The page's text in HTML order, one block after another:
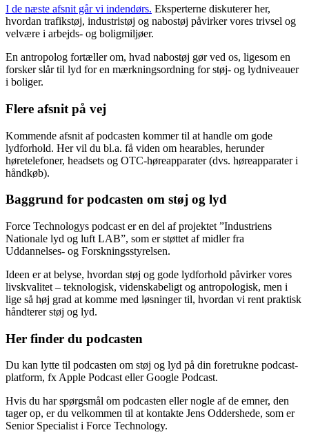
I de næste afsnit går vi indendørs. Eksperterne diskuterer her,
hvordan trafikstøj, industristøj og nabostøj påvirker vores trivsel og
velvære i arbejds- og boligmiljøer.
En antropolog fortæller om, hvad nabostøj gør ved os, ligesom en
forsker slår til lyd for en mærkningsordning for støj- og lydniveauer
i boliger.
Flere afsnit på vej
Kommende afsnit af podcasten kommer til at handle om gode
lydforhold. Her vil du bl.a. få viden om hearables, herunder
høretelefoner, headsets og OTC-høreapparater (dvs. høreapparater i
håndkøb).
Baggrund for podcasten om støj og lyd
Force Technologys podcast er en del af projektet ”Industriens
Nationale lyd og luft LAB”, som er støttet af midler fra
Uddannelses- og Forskningsstyrelsen.
Ideen er at belyse, hvordan støj og gode lydforhold påvirker vores
livskvalitet – teknologisk, videnskabeligt og antropologisk, men i
lige så høj grad at komme med løsninger til, hvordan vi rent praktisk
håndterer støj og lyd.
Her finder du podcasten
Du kan lytte til podcasten om støj og lyd på din foretrukne podcast-
platform, fx Apple Podcast eller Google Podcast.
Hvis du har spørgsmål om podcasten eller nogle af de emner, den
tager op, er du velkommen til at kontakte Jens Oddershede, som er
Senior Specialist i Force Technology.